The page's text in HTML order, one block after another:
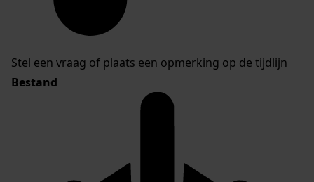
Stel een vraag of plaats een opmerking op de tijdlijn
Bestand